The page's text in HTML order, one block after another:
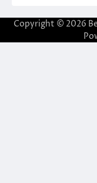
Copyright © 2026